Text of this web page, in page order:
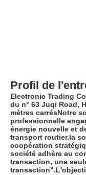
Profil de
Electronic Trading
du n° 63 Juqi Road,
mètres carrésNotre
professionnelle
énergie nouvelle et
transport routier.la
coopération
société adhère au
transaction, une